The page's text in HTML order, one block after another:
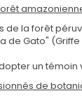
de la forêt
de Gato"
un
de